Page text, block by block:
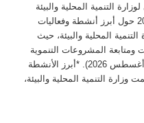
التنمية المحلية والبيئة
“الانفوجراف الأسبوعي” في نسخته الـ 200 حول أبرز أنشطة وفعاليات
المحلية والبيئة، حيث
المشروعات التنموية
والبيئية المهمة خلال الفترة (31 يوليو: 6 أغسطس 2026). *أبرز الأنشطة
*الجمعة 31 يوليو 2026* نظمت وزارة التنمية المحلية والبيئة،